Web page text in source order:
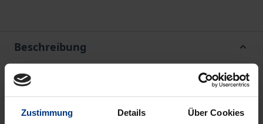
Zustimmung Details Über Cookies
Beschreibung
Literarische Morphomatik' meint einen poetischen
Zustand, der sich in sprachästhetischen Formen
niederschlägt. Dazu gehören auch ins Poetische